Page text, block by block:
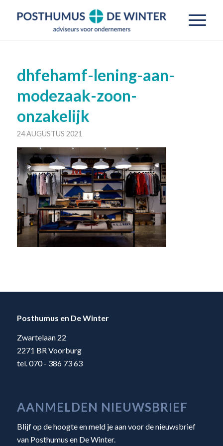
dhfehamf-lening-aan-
modezaak-zoon-
onzakelijk
24 AUGUSTUS 2021
Posthumus en De Winter
Zwartelaan 22
2271 BR Voorburg
tel. 070 - 386 73 63
AANMELDEN NIEUWSBRIEF
Blijf op de hoogte en meld je aan voor de nieuwsbrief
van Posthumus en De Winter.